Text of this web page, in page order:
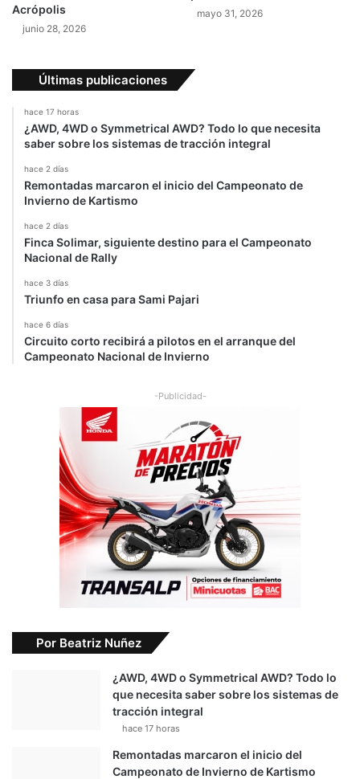
Acrópolis
junio 28, 2026
mayo 31, 2026
Últimas publicaciones
hace 17 horas
¿AWD, 4WD o Symmetrical AWD? Todo lo que necesita
saber sobre los sistemas de tracción integral
hace 2 días
Remontadas marcaron el inicio del Campeonato de
Invierno de Kartismo
hace 2 días
Finca Solimar, siguiente destino para el Campeonato
Nacional de Rally
hace 3 días
Triunfo en casa para Sami Pajari
hace 6 días
Circuito corto recibirá a pilotos en el arranque del
Campeonato Nacional de Invierno
-Publicidad-
Por Beatriz Nuñez
¿AWD, 4WD o Symmetrical AWD? Todo lo
que necesita saber sobre los sistemas de
tracción integral
hace 17 horas
Remontadas marcaron el inicio del
Campeonato de Invierno de Kartismo